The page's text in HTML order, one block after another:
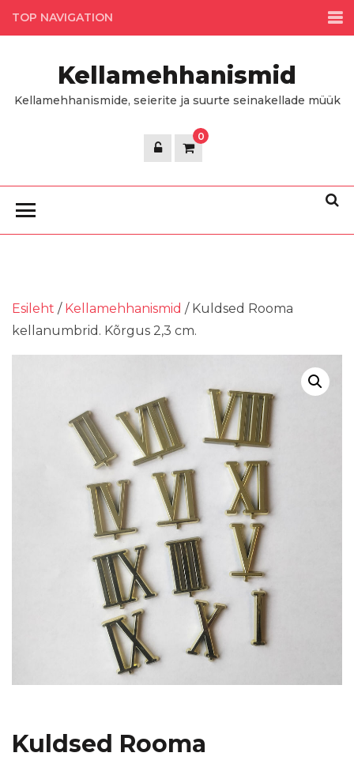
Skip
to
TOP NAVIGATION
Kellamehhanismid
Kellamehhanismide, seierite ja suurte seinakellade müük
0
Esileht / Kellamehhanismid / Kuldsed Rooma
kellanumbrid. Kõrgus 2,3 cm.
Kuldsed Rooma